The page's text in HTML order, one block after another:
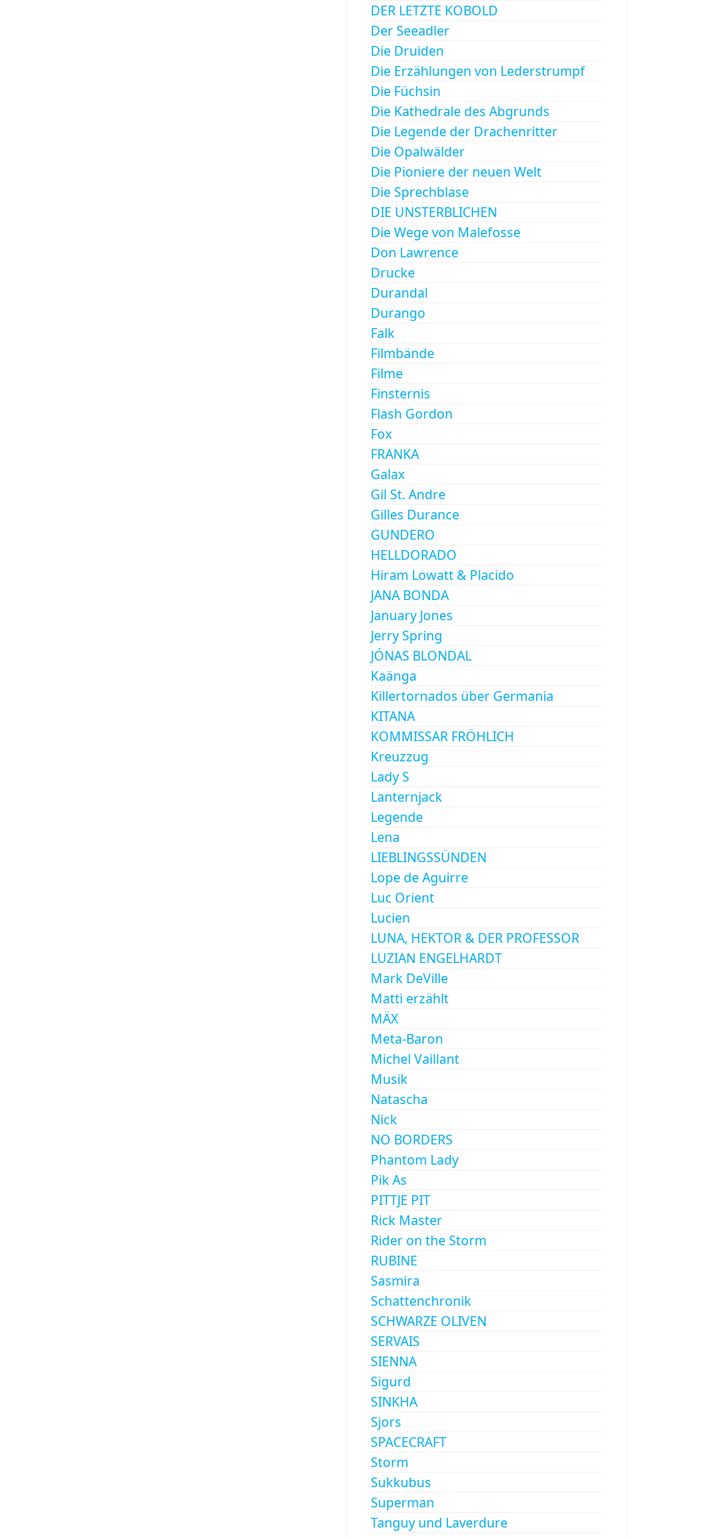
DER LETZTE KOBOLD
Der Seeadler
Die Druiden
Die Erzählungen von Lederstrumpf
Die Füchsin
Die Kathedrale des Abgrunds
Die Legende der Drachenritter
Die Opalwälder
Die Pioniere der neuen Welt
Die Sprechblase
DIE UNSTERBLICHEN
Die Wege von Malefosse
Don Lawrence
Drucke
Durandal
Durango
Falk
Filmbände
Filme
Finsternis
Flash Gordon
Fox
FRANKA
Galax
Gil St. Andre
Gilles Durance
GUNDERO
HELLDORADO
Hiram Lowatt & Placido
JANA BONDA
January Jones
Jerry Spring
JÓNAS BLONDAL
Kaänga
Killertornados über Germania
KITANA
KOMMISSAR FRÖHLICH
Kreuzzug
Lady S
Lanternjack
Legende
Lena
LIEBLINGSSÜNDEN
Lope de Aguirre
Luc Orient
Lucien
LUNA, HEKTOR & DER PROFESSOR
LUZIAN ENGELHARDT
Mark DeVille
Matti erzählt
MÄX
Meta-Baron
Michel Vaillant
Musik
Natascha
Nick
NO BORDERS
Phantom Lady
Pik As
PITTJE PIT
Rick Master
Rider on the Storm
RUBINE
Sasmira
Schattenchronik
SCHWARZE OLIVEN
SERVAIS
SIENNA
Sigurd
SINKHA
Sjors
SPACECRAFT
Storm
Sukkubus
Superman
Tanguy und Laverdure